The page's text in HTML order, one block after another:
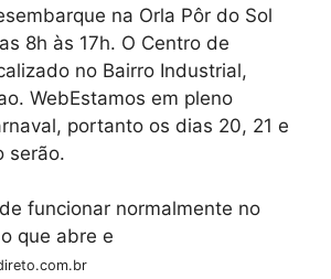
na Orla Pôr do Sol
8h às 17h. O Centro de
no Bairro Industrial,
WebEstamos em pleno
portanto os dias 20, 21 e
serão.